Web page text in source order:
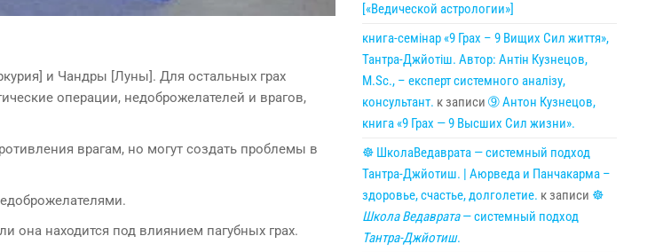
и Чандры [Луны]. Для остальных грах
операции, недоброжелателей и врагов,
врагам, но могут создать пробле­мы в
она находится под влиянием пагубных грах.
[«Ведической астрологии»]
книга-семінар «9 Грах – 9 Вищих Сил життя»,
Тантра-Джйотіш. Автор: Антін Кузнецов,
M.Sc., – експерт системного аналізу,
консультант. к записи ➈ Антон Кузнецов,
книга «9 Грах — 9 Высших Сил жизни».
☸ ШколаВедаврата — системный подход
Тантра-Джйотиш. | Аюрведа и Панчакарма –
здоровье, счастье, долголетие. к записи ☸
Школа Ведаврата— системный подход
Тантра-Джйотиш.